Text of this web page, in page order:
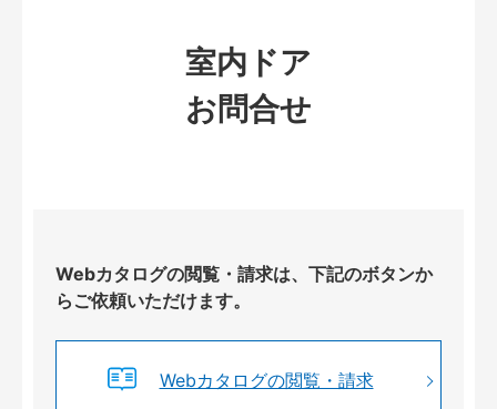
室内ドア
お問合せ
Webカタログの閲覧・請求は、下記のボタンか
らご依頼いただけます。
Webカタログの閲覧・請求